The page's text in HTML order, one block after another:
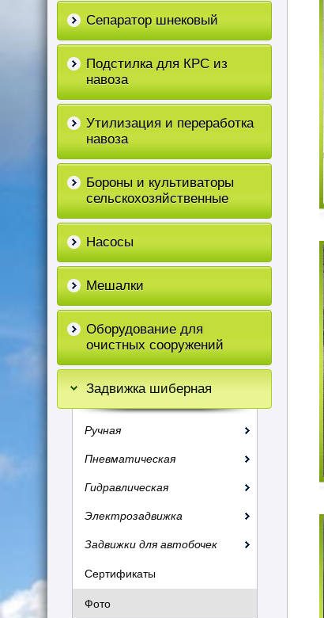
Сепаратор шнековый
Подстилка для КРС из
навоза
Утилизация и переработка
навоза
Бороны и культиваторы
сельскохозяйственные
Насосы
Мешалки
Оборудование для
очистных сооружений
Задвижка шиберная
Ручная
Пневматическая
Гидравлическая
Электрозадвижка
Задвижки для автобочек
Сертификаты
Фото